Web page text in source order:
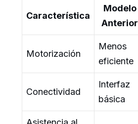
Característica
Modelo
Anterior
Motorización
Menos
eficiente
Conectividad
Interfaz
básica